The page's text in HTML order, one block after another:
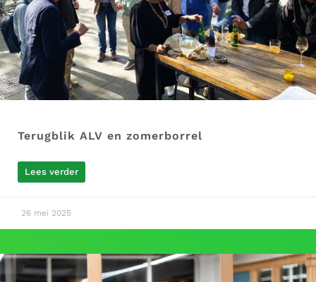
Terugblik ALV en zomerborrel
Lees verder
26 mei 2025